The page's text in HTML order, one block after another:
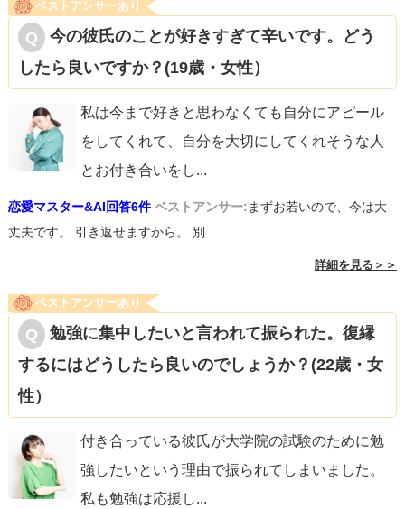
ベストアンサーあり
今の彼氏のことが好きすぎて辛いです。どう
したら良いですか？(19歳・女性）
私は今まで好きと思わなくても自分にアピール
をしてくれて、自分を大切にしてくれそうな人
とお付き合いをし...
恋愛マスター&AI回答6件 ベストアンサー:まずお若いので、今は大
丈夫です。 引き返せますから。 別...
詳細を見る＞＞
ベストアンサーあり
勉強に集中したいと言われて振られた。復縁
するにはどうしたら良いのでしょうか？(22歳・女
性）
付き合っている彼氏が大学院の試験のために勉
強したいという理由で振られてしまいました。
私も勉強は応援し...